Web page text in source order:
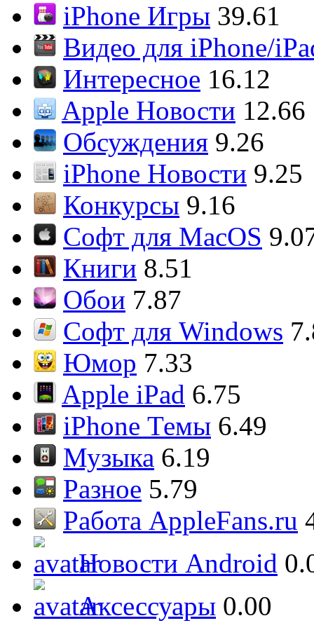
iPhone Игры 39.61
Видео для iPhone/
Интересное 16.12
Apple Новости 12.66
Обсуждения 9.26
iPhone Новости 9.25
Конкурсы 9.16
Софт для MacOS
Книги 8.51
Обои 7.87
Софт для Windows
Юмор 7.33
Apple iPad 6.75
iPhone Темы 6.49
Музыка 6.19
Разное 5.79
Работа AppleFans.ru
Новости Android
Аксессуары 0.00